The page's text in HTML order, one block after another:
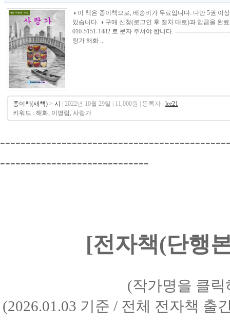
◑ 이 책은 종이책으로, 배송비가 무료입니다. 다만 5권 이
있습니다. ◑ 구매 신청(로그인 후 절차 대로)과 입금을 완
010-5151-1482 로 문자 주셔야 합니다.
랑가 해화 ...
종이책(새책) > 시 | 2022년 10월 29일 | 11,000원 | 등록자 : lee21
키워드 : 해화, 이명림, 사랑가
-----------------------------
[전자책(단행
(작가명을 클
(2026.01.03 기준 / 전체 전자책 출